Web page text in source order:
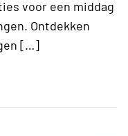
voor een middag
Ontdekken
[…]